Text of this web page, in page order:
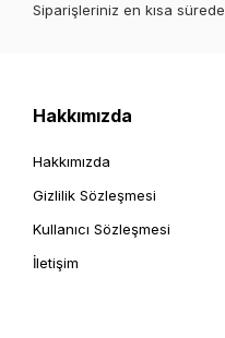
Siparişleriniz en kısa
Hakkımızda
Hakkımızda
Gizlilik Sözleşmesi
Kullanıcı Sözleşmesi
İletişim